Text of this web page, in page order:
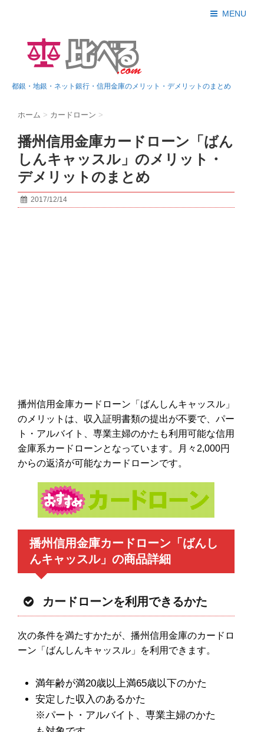
MENU
都銀・地銀・ネット銀行・信用金庫のメリット・デメリットのまとめ
ホーム > カードローン >
播州信用金庫カードローン「ばん
しんキャッスル」のメリット・
デメリットのまとめ
2017/12/14
播州信用金庫カードローン「ばんしんキャッスル」
のメリットは、収入証明書類の提出が不要で、パー
ト・アルバイト、専業主婦のかたも利用可能な信用
金庫系カードローンとなっています。月々2,000円
からの返済が可能なカードローンです。
播州信用金庫カードローン「ばんし
んキャッスル」の商品詳細
カードローンを利用できるかた
次の条件を満たすかたが、播州信用金庫のカードロ
ーン「ばんしんキャッスル」を利用できます。
満年齢が満20歳以上満65歳以下のかた
安定した収入のあるかた
※パート・アルバイト、専業主婦のかた